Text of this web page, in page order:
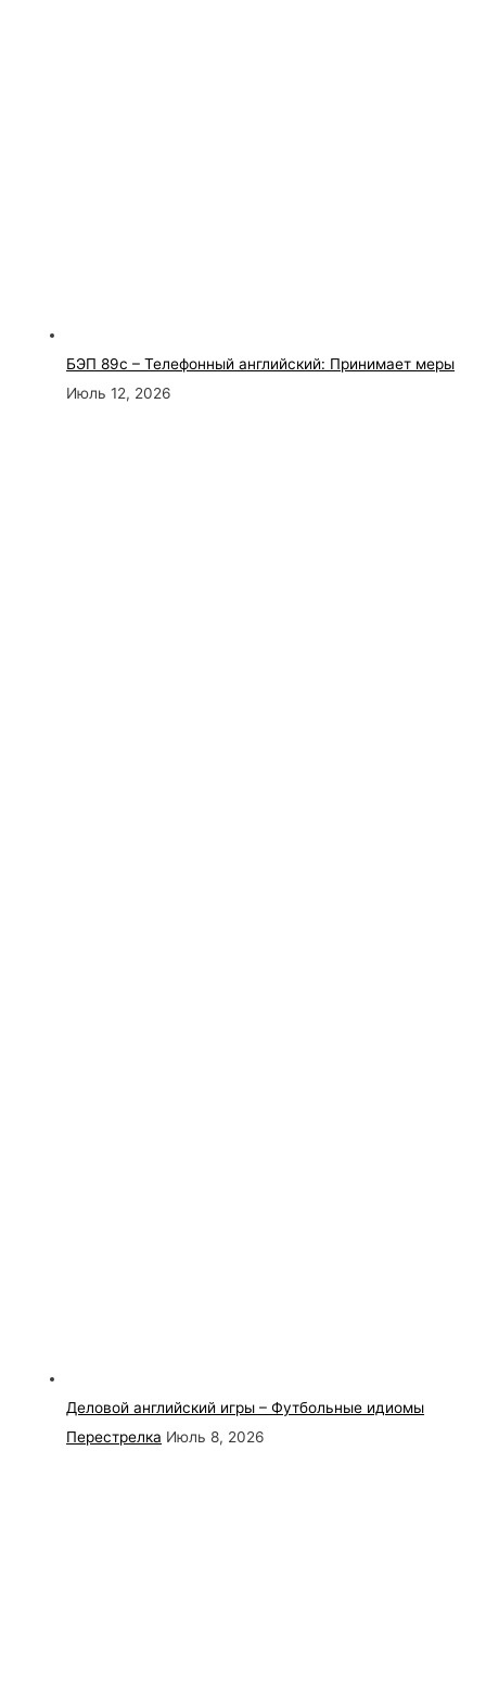
БЭП 89с – Телефонный английский: Принимает меры
Июль 12, 2026
Деловой английский игры – Футбольные идиомы
Перестрелка Июль 8, 2026